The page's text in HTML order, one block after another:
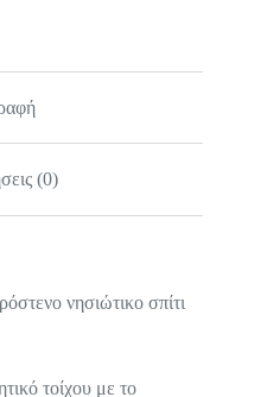
(0)
νησιώτικο σπίτι
τοίχου με το